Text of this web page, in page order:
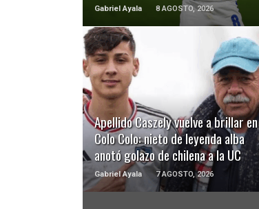
Gabriel Ayala 8 AGOSTO, 2026
Apellido Caszely vuelve a brillar en
Colo Colo: nieto de leyenda alba
anotó golazo de chilena a la UC
Gabriel Ayala 7 AGOSTO, 2026
LEER MÁS